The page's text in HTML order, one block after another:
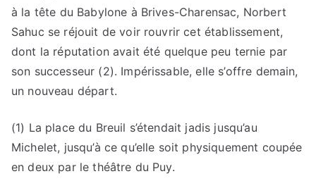
à la tête du Babylone à Brives-Charensac, Norbert
Sahuc se réjouit de voir rouvrir cet établissement,
dont la réputation avait été quelque peu ternie par
son successeur (2). Impérissable, elle s’offre demain,
un nouveau départ.
(1) La place du Breuil s’étendait jadis jusqu’au
Michelet, jusqu’à ce qu’elle soit physiquement coupée
en deux par le théâtre du Puy.